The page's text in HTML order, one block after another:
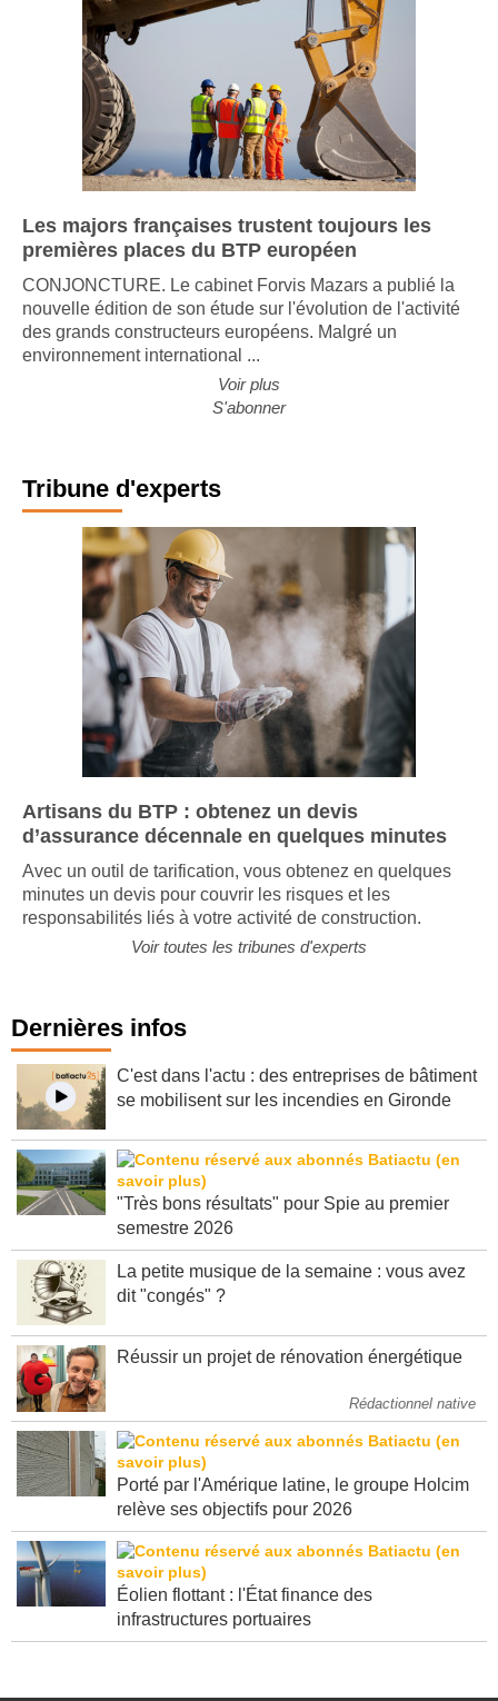
Les majors françaises trustent toujours les
premières places du BTP européen
CONJONCTURE. Le cabinet Forvis Mazars a publié la
nouvelle édition de son étude sur l'évolution de l'activité
des grands constructeurs européens. Malgré un
Voir plus
Tribune d'experts
Artisans du BTP : obtenez un devis
d’assurance décennale en quelques minutes
Avec un outil de tarification, vous obtenez en quelques
minutes un devis pour couvrir les risques et les
Dernières infos
C'est dans l'actu : des entreprises de bâtiment
"Très bons résultats" pour Spie au premier
La petite musique de la semaine : vous avez
Rédactionnel native
Porté par l'Amérique latine, le groupe Holcim
Éolien flottant : l'État finance des